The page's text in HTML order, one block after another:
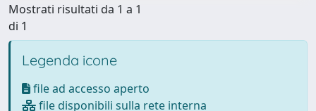
Mostrati risultati da 1 a 1
di 1
Legenda icone
file ad accesso aperto
file disponibili sulla rete interna